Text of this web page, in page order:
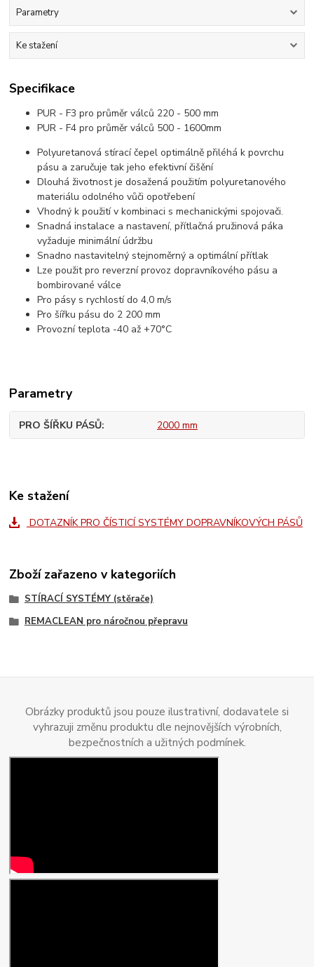
Parametry
Ke stažení
Specifikace
PUR - F3 pro průměr válců 220 - 500 mm
PUR - F4 pro průměr válců 500 - 1600mm
Polyuretanová stírací čepel optimálně přiléhá k povrchu
pásu a zaručuje tak jeho efektivní čišění
Dlouhá životnost je dosažená použitím polyuretanového
materiálu odolného vůči opotřebení
Vhodný k použití v kombinaci s mechanickými spojovači.
Snadná instalace a nastavení, přítlačná pružinová páka
vyžaduje minimální údržbu
Snadno nastavitelný stejnoměrný a optimální přítlak
Lze použit pro reverzní provoz dopravníkového pásu a
bombirované válce
Pro pásy s rychlostí do 4,0 m/s
Pro šířku pásu do 2 200 mm
Provozní teplota -40 až +70°C
Parametry
PRO ŠÍŘKU PÁSŮ 2000 mm
Ke stažení
DOTAZNÍK PRO ČÍSTICÍ SYSTÉMY DOPRAVNÍKOVÝCH PÁSŮ
Zboží zařazeno v kategoriích
STÍRACÍ SYSTÉMY (stěrače)
REMACLEAN pro náročnou přepravu
Obrázky produktů jsou pouze ilustrativní, dodavatele si
vyhrazuji změnu produktu dle nejnovějších výrobních,
bezpečnostních a užitných podmínek.